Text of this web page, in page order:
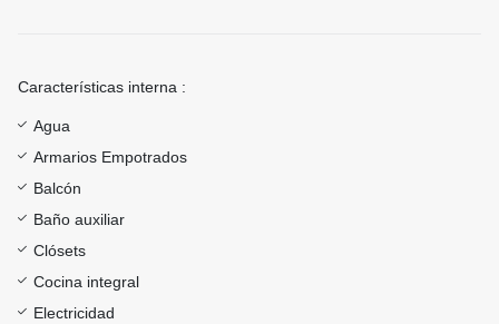
Características interna :
Agua
Armarios Empotrados
Balcón
Baño auxiliar
Clósets
Cocina integral
Electricidad